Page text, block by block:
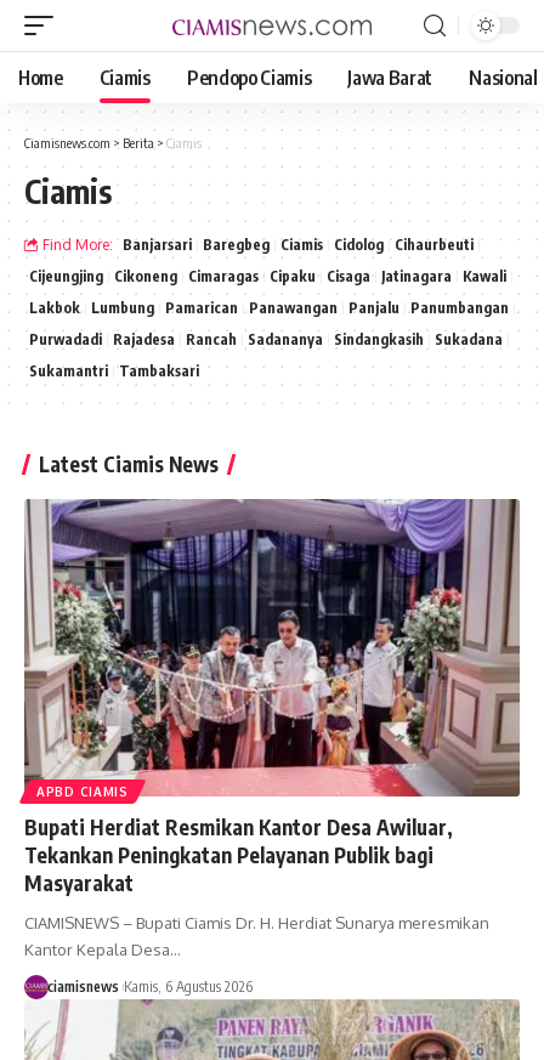
Home Ciamis Pendopo Ciamis Jawa Barat Nasional
Ciamisnews.com > Berita > Ciamis
Ciamis
Find More: Banjarsari Baregbeg Ciamis Cidolog
Cihaurbeuti
Cijeungjing
Cikoneng Cimaragas Cipaku Cisaga Jatinagara
Kawali
Lakbok
Lumbung Pamarican Panawangan Panjalu
Panumbangan
Purwadadi
Rajadesa Rancah Sadananya Sindangkasih
Sukadana
Sukamantri
Tambaksari
Latest Ciamis News
APBD CIAMIS
Bupati Herdiat Resmikan Kantor Desa Awiluar,
Tekankan Peningkatan Pelayanan Publik bagi
Masyarakat
CIAMISNEWS – Bupati Ciamis Dr. H. Herdiat Sunarya meresmikan
Kantor Kepala Desa…
ciamisnews Kamis, 6 Agustus 2026